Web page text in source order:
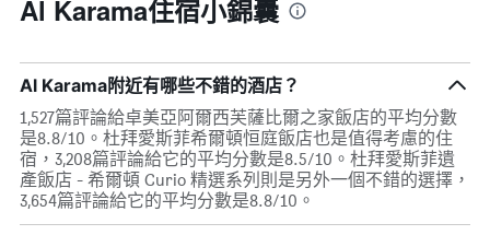
Al Karama住宿小錦囊
Al Karama附近有哪些不錯的酒店？
1,527篇評論給卓美亞阿爾西芙薩比爾之家飯店的平均分數
是8.8/10。杜拜愛斯菲希爾頓恒庭飯店也是值得考慮的住
宿，3,208篇評論給它的平均分數是8.5/10。杜拜愛斯菲遺
產飯店 - 希爾頓 Curio 精選系列則是另外一個不錯的選擇，
3,654篇評論給它的平均分數是8.8/10。